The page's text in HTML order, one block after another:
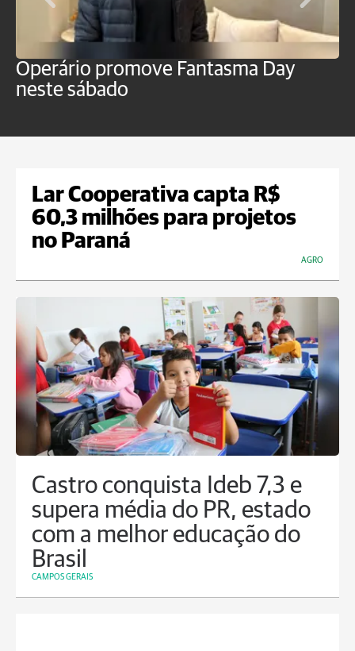
Operário promove Fantasma Day
neste sábado
Lar Cooperativa capta R$
60,3 milhões para projetos
no Paraná
AGRO
Castro conquista Ideb 7,3 e
supera média do PR, estado
com a melhor educação do
Brasil
CAMPOS GERAIS